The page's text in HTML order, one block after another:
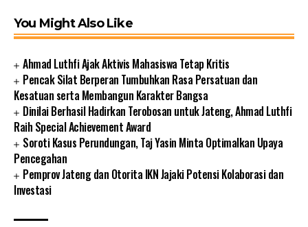
You Might Also Like
Ahmad Luthfi Ajak Aktivis Mahasiswa Tetap Kritis
Pencak Silat Berperan Tumbuhkan Rasa Persatuan dan
Kesatuan serta Membangun Karakter Bangsa
Dinilai Berhasil Hadirkan Terobosan untuk Jateng, Ahmad Luthfi
Raih Special Achievement Award
Soroti Kasus Perundungan, Taj Yasin Minta Optimalkan Upaya
Pencegahan
Pemprov Jateng dan Otorita IKN Jajaki Potensi Kolaborasi dan
Investasi